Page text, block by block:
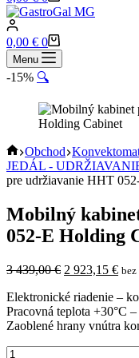
cart
Shopping
cart
0,00 € 0
Menu
-15% 🔍
Home
Obchod
JEDÁL -
pre udržiavanie HHT
Mobilný
052-E Holding
3 439,00€ Pôvodná
bola:
3
439,00 €.
2 923,15 €
je:
2
bez
Elektronické riadenie –
Pracovná teplota +30°C
Zaoblené hrany vnútra
množstvo